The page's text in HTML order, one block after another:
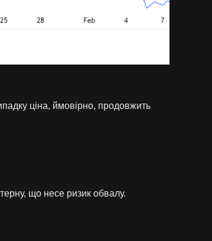
ціна, ймовірно, продовжить
що несе ризик обвалу.